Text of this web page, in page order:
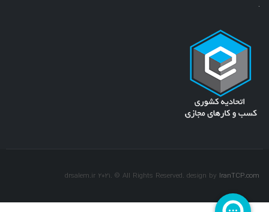
drsalem.ir 2021. © All Rights Reserved. design by IranTCP.com